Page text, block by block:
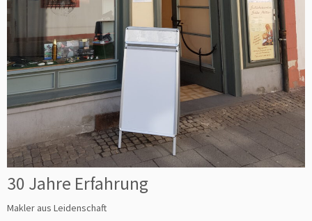
30 Jahre Erfahrung
Makler aus Leidenschaft